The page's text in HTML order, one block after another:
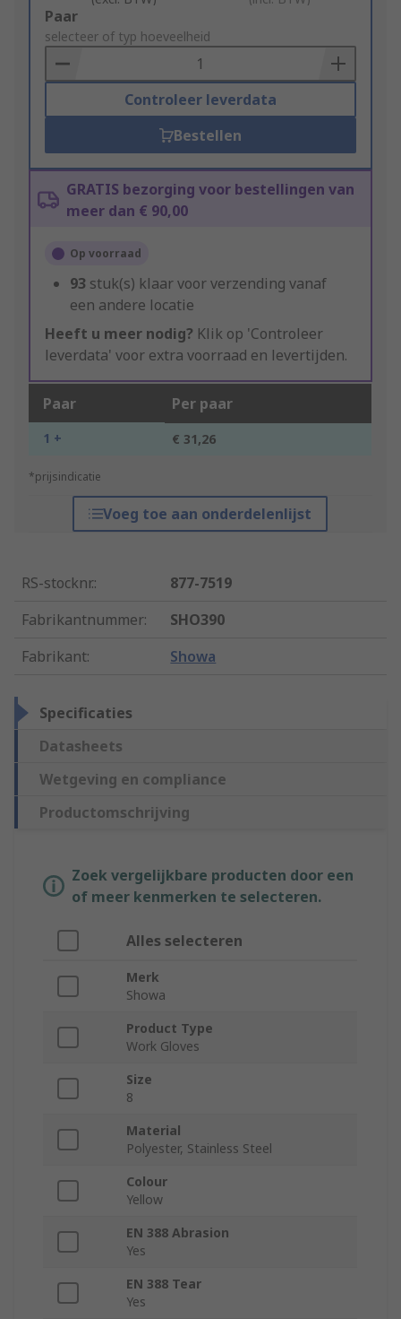
Add
to
Basket
Paar
selecteer of typ hoeveelheid
Controleer leverdata
Bestellen
GRATIS bezorging voor bestellingen van
meer dan € 90,00
Op voorraad
93 stuk(s) klaar voor verzending vanaf
een andere locatie
Heeft u meer nodig? Klik op 'Controleer
leverdata' voor extra voorraad en levertijden.
Paar Per paar
1 + € 31,26
*prijsindicatie
Voeg toe aan onderdelenlijst
RS-stocknr.:
877-7519
Fabrikantnummer:
SHO390
Fabrikant: Showa
Specificaties
Datasheets
Wetgeving en compliance
Productomschrijving
Zoek vergelijkbare producten door een
of meer kenmerken te selecteren.
Alles selecteren
Merk
Showa
Product Type
Work Gloves
Size
8
Material
Polyester, Stainless Steel
Colour
Yellow
EN 388 Abrasion
Yes
EN 388 Tear
Yes